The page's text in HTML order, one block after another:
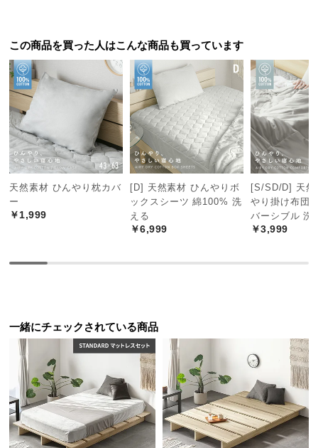
品
の
配
送
に
つ
い
て
小
つ
い
て
開
梱
設
置
桐が持つ優れた効能
高温多湿な日本の風土に合った、桐本来の優れた性
能により、末永く快適にご使用いただけます。
桐の優れたポイント
1 軽量性 2 調湿機能
この商品を買った人はこんな商品も買っています
天然素材 ひんやり枕カバ
ー
￥1,999
[D] 天然素材 ひんやりボ
ックスシーツ 綿100% 洗
える
￥6,999
[S/SD/D] 天然
やり掛け布団
バーシブル 洗
￥3,999
一緒にチェックされている商品